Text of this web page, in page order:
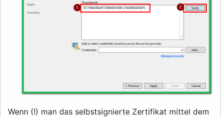
Wenn (!) man das selbstsignierte Zertifikat mittel dem